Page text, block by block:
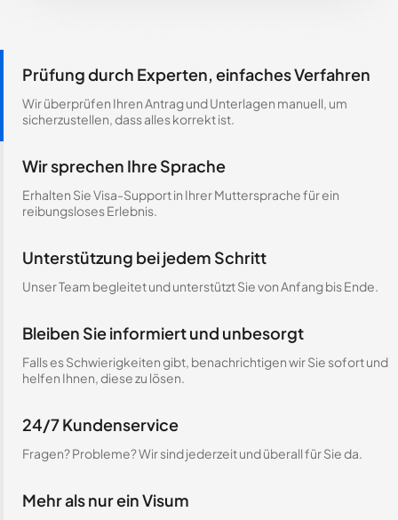
Prüfung durch Experten, einfaches Verfahren
Wir überprüfen Ihren Antrag und Unterlagen manuell, um
sicherzustellen, dass alles korrekt ist.
Wir sprechen Ihre Sprache
Erhalten Sie Visa-Support in Ihrer Muttersprache für ein
reibungsloses Erlebnis.
Unterstützung bei jedem Schritt
Unser Team begleitet und unterstützt Sie von Anfang bis Ende.
Bleiben Sie informiert und unbesorgt
Falls es Schwierigkeiten gibt, benachrichtigen wir Sie sofort und
helfen Ihnen, diese zu lösen.
24/7 Kundenservice
Fragen? Probleme? Wir sind jederzeit und überall für Sie da.
Mehr als nur ein Visum